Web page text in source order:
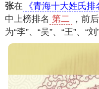
张在 《青海十大姓氏排
中上榜排名 第二
，前
为“李”、“吴”、“王”、“刘”